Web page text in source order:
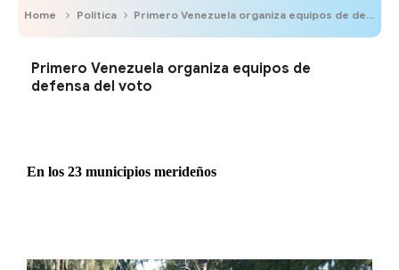
Home Política Primero Venezuela organiza equipos de defensa del voto
Primero Venezuela organiza equipos de
defensa del voto
En los 23 municipios merideños